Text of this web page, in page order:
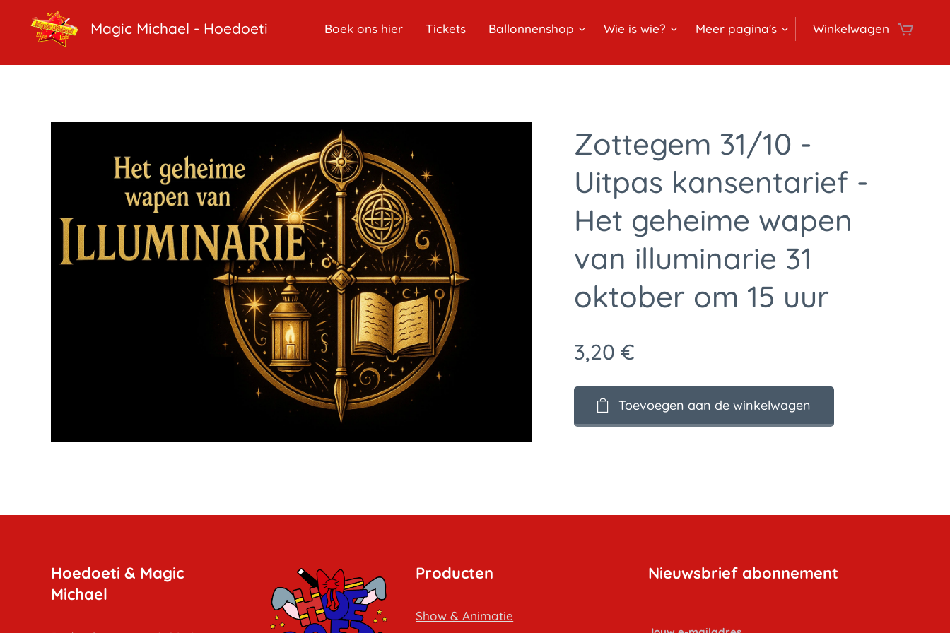
Magic Michael - Hoedoeti Boek ons hier Tickets Ballonnenshop Wie is wie? Meer pagina's Winkelwagen
Zottegem 31/10 -
Uitpas kansentarief -
Het geheime wapen
van illuminarie 31
oktober om 15 uur
3,20 €
Toevoegen aan de winkelwagen
Hoedoeti & Magic
Michael
Producten
Show & Animatie
Nieuwsbrief abonnement